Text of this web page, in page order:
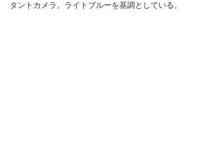
タントカメラ。ライトブルーを基調としている。